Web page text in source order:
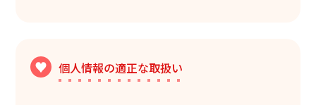
個人情報の適正な取扱い